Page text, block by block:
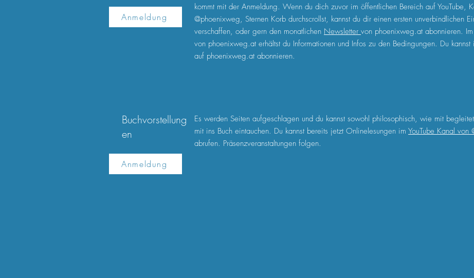
Anmeldung
kommt mit der Anmeldung. Wenn du dich zuvor im öffentlichen Bereich auf YouTube,
@phoenixweg, Sternen Korb durchscrollst, kannst du dir einen ersten unverbindlichen
verschaffen, oder gern den monatlichen Newsletter von phoenixweg.at abonnieren.
von phoenixweg.at erhältst du Informationen und Infos zu den Bedingungen. Du
auf phoenixweg.at abonnieren.
Buchvorstellung
en
Anmeldung
Es werden Seiten aufgeschlagen und du kannst sowohl philosophisch, wie mit
mit ins Buch eintauchen. Du kannst bereits jetzt Onlinelesungen im YouTube Kanal von
abrufen. Präsenzveranstaltungen folgen.